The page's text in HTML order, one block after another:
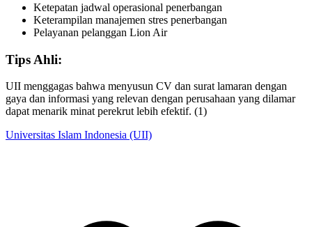
Ketepatan jadwal operasional penerbangan
Keterampilan manajemen stres penerbangan
Pelayanan pelanggan Lion Air
Tips Ahli:
UII menggagas bahwa menyusun CV dan surat lamaran dengan
gaya dan informasi yang relevan dengan perusahaan yang dilamar
dapat menarik minat perekrut lebih efektif. (1)
Universitas Islam Indonesia (UII)